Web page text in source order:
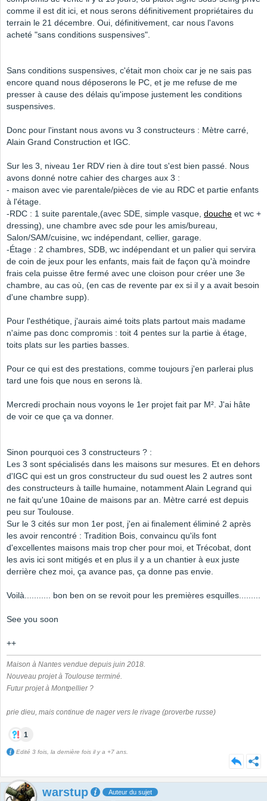
comme il est dit ici, et nous serons définitivement propriétaires du
terrain le 21 décembre. Oui, définitivement, car nous l'avons
acheté "sans conditions suspensives".
Sans conditions suspensives, c'était mon choix car je ne sais pas
encore quand nous déposerons le PC, et je me refuse de me
presser à cause des délais qu'impose justement les conditions
suspensives.
Donc pour l'instant nous avons vu 3 constructeurs : Mètre carré,
Alain Grand Construction et IGC.
Sur les 3, niveau 1er RDV rien à dire tout s'est bien passé. Nous
avons donné notre cahier des charges aux 3 :
- maison avec vie parentale/pièces de vie au RDC et partie enfants
à l'étage.
-RDC : 1 suite parentale,(avec SDE, simple vasque, douche et wc +
dressing), une chambre avec sde pour les amis/bureau,
Salon/SAM/cuisine, wc indépendant, cellier, garage.
-Étage : 2 chambres, SDB, wc indépendant et un palier qui servira
de coin de jeux pour les enfants, mais fait de façon qu'à moindre
frais cela puisse être fermé avec une cloison pour créer une 3e
chambre, au cas où, (en cas de revente par ex si il y a avait besoin
d'une chambre supp).
Pour l'esthétique, j'aurais aimé toits plats partout mais madame
n'aime pas donc compromis : toit 4 pentes sur la partie à étage,
toits plats sur les parties basses.
Pour ce qui est des prestations, comme toujours j'en parlerai plus
tard une fois que nous en serons là.
Mercredi prochain nous voyons le 1er projet fait par M². J'ai hâte
de voir ce que ça va donner.
Sinon pourquoi ces 3 constructeurs ? :
Les 3 sont spécialisés dans les maisons sur mesures. Et en dehors
d'IGC qui est un gros constructeur du sud ouest les 2 autres sont
des constructeurs à taille humaine, notamment Alain Legrand qui
ne fait qu'une 10aine de maisons par an. Mètre carré est depuis
peu sur Toulouse.
Sur le 3 cités sur mon 1er post, j'en ai finalement éliminé 2 après
les avoir rencontré : Tradition Bois, convaincu qu'ils font
d'excellentes maisons mais trop cher pour moi, et Trécobat, dont
les avis ici sont mitigés et en plus il y a un chantier à eux juste
derrière chez moi, ça avance pas, ça donne pas envie.
Voilà........... bon ben on se revoit pour les premières esquilles.........
See you soon
++
Maison à Nantes vendue depuis juin 2018.
Nouveau projet à Toulouse terminé.
Futur projet à Montpellier ?
prie dieu, mais continue de nager vers le rivage (proverbe russe)
1
Edité 3 fois, la dernière fois il y a +7 ans.
warstup Auteur du sujet